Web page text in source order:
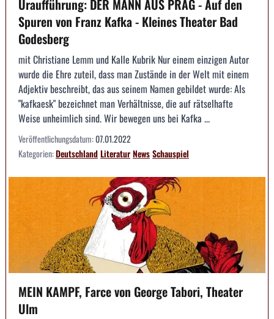
Uraufführung: DER MANN AUS PRAG - Auf den
Spuren von Franz Kafka - Kleines Theater Bad
Godesberg
mit Christiane Lemm und Kalle Kubrik Nur einem einzigen Autor
wurde die Ehre zuteil, dass man Zustände in der Welt mit einem
Adjektiv beschreibt, das aus seinem Namen gebildet wurde: Als
"kafkaesk" bezeichnet man Verhältnisse, die auf rätselhafte
Weise unheimlich sind. Wir bewegen uns bei Kafka ...
Veröffentlichungsdatum:07.01.2022
Kategorien:DeutschlandLiteraturNewsSchauspiel
MEIN KAMPF, Farce von George Tabori, Theater
Ulm